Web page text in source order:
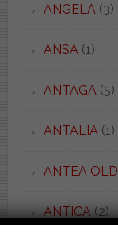
ANGELA (3)
ANSA (1)
ANTAGA (5)
ANTALIA (1)
ANTEA OLD
ANTICA(2)